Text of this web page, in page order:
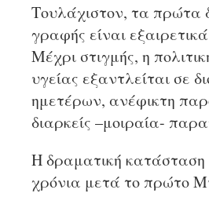
Τουλάχιστον, τα πρώτα
γραφής είναι
Μέχρι στιγμής, η
υγείας εξαντλείται σε
ημετέρων, ανέφικτη
διαρκείς –μοιραία-
Η δραματική
χρόνια μετά το πρώτο